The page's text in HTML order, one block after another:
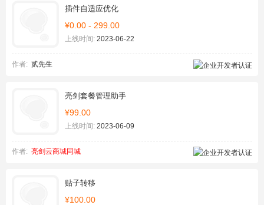
插件自适应优化
¥0.00 - 299.00
上线时间: 2023-06-22
作者: 贰先生
亮剑套餐管理助手
¥99.00
上线时间: 2023-06-09
作者: 亮剑云商城同城
贴子转移
¥100.00